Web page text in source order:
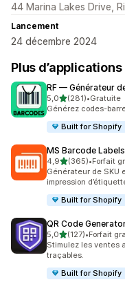
44 Marina Lakes Drive,
Lancement
24 décembre 2024
Plus
RF — Générateur
5,0étoile(s) sur 5
(281)
281 avis au total
•Gratuite
Générez codes-
Built for Shopify
MS Barcode
4,9étoile(s) sur 5
(365)
365 avis au total
•Forfait
Générateur de SKU
impression
Built for Shopify
QR Code
5,0étoile(s) sur 5
(127)
127 avis au total
•Forfait
Stimulez les ventes
traçables.
Built for Shopify